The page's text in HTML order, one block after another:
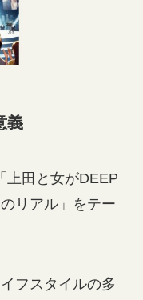
義
上田と女がDEEP
リアル」をテー
フスタイルの多